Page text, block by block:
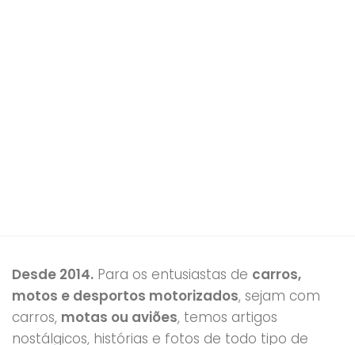
Desde 2014. Para os entusiastas de carros,
motos e desportos motorizados, sejam com
carros, motas ou aviões, temos artigos
nostálgicos, histórias e fotos de todo tipo de